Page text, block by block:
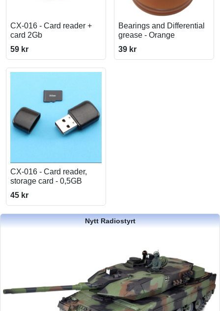
CX-016 - Card reader +
card 2Gb
59 kr
Bearings and Differential
grease - Orange
39 kr
CX-016 - Card reader,
storage card - 0,5GB
45 kr
Nytt Radiostyrt